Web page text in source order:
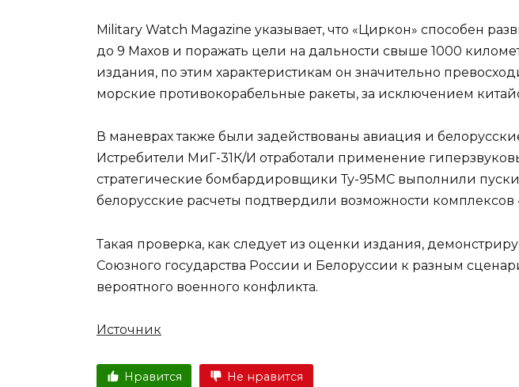
Military Watch Magazine указывает, что «Циркон» способен
до 9 Махов и поражать цели на дальности свыше 1000
издания, по этим характеристикам он значительно
морские противокорабельные ракеты, за исключением
В маневрах также были задействованы авиация и
Истребители МиГ-31К/И отработали применение
стратегические бомбардировщики Ту-95МС выполнили пуски
белорусские расчеты подтвердили возможности
Такая проверка, как следует из оценки издания,
Союзного государства России и Белоруссии к разным
вероятного военного конфликта.
Источник
Нравится Не нравится